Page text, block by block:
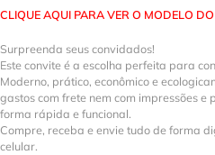
CLIQUE AQUI PARA VER O MODELO
Surpreenda seus convidados!
Este convite é a escolha perfeita para
Moderno, prático, econômico e
gastos com frete nem com impressões
forma rápida e funcional.
Compre, receba e envie tudo de forma
celular.